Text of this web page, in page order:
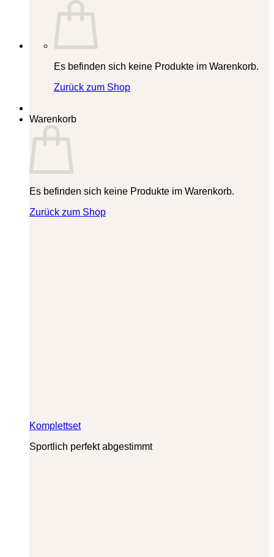
Es befinden sich keine Produkte im Warenkorb.
Zurück zum Shop
Warenkorb
Es befinden sich keine Produkte im Warenkorb.
Zurück zum Shop
Komplettset
Sportlich perfekt abgestimmt